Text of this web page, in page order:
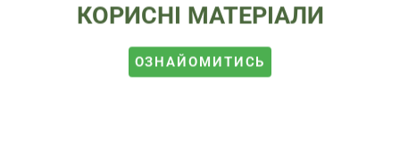
КОРИСНІ МАТЕРІАЛИ
ОЗНАЙОМИТИСЬ